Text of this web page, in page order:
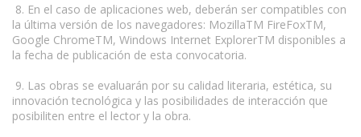
8. En el caso de aplicaciones web, deberán ser compatibles con
la última versión de los navegadores: MozillaTM FireFoxTM,
Google ChromeTM, Windows Internet ExplorerTM disponibles a
la fecha de publicación de esta convocatoria.
9. Las obras se evaluarán por su calidad literaria, estética, su
innovación tecnológica y las posibilidades de interacción que
posibiliten entre el lector y la obra.